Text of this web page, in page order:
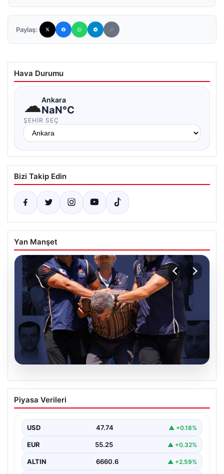
Paylaş:
Hava Durumu
☁Ankara
NaN°C
ŞEHIR SEÇ
Bizi Takip Edin
Yan Manşet
07.08.2026
FETÖ’nün Suikast Timindeki Burkay
Karatepe’den İlgili Gelişmeler ve Arama
15 Temmuz darbe girişimi sırasında Cumhurbaşkanı
planında yer…
Piyasa Verileri
USD 47.74 ▲ +0.18%
EUR 55.25 ▲ +0.32%
ALTIN 6660.6 ▲ +2.59%